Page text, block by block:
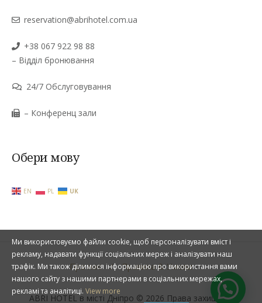
reservation@abrihotel.com.ua
+38 067 922 98 88
– Відділ бронювання
24/7 Обслуговування
– Конференц зали
Обери мову
EN PL UK
ABRI HOTEL в місті Дніпро © 2026 Права захищено
Про нас Правила & Умови
Ми використовуємо файли cookie, щоб персоналізувати вміст і
рекламу, надавати функції соціальних мереж і аналізувати наш
трафік. Ми також ділимося інформацією про використання вами
нашого сайту з нашими партнерами в соціальних мережах,
рекламі та аналітиці. View more